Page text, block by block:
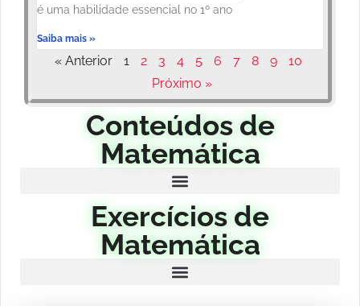
é uma habilidade essencial no 1º ano
Saiba mais »
« Anterior 1 2 3 4 5 6 7 8 9
10
Próximo »
Conteúdos de
Matemática
Exercícios de
Matemática